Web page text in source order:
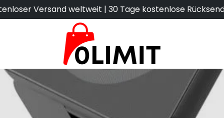
Versand weltweit | 30 Tage kostenlose